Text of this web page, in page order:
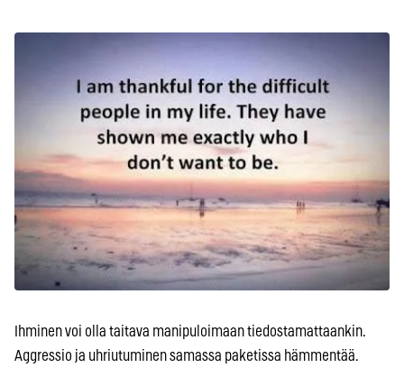
Ihminen voi olla taitava manipuloimaan tiedostamattaankin.
Aggressio ja uhriutuminen samassa paketissa hämmentää.